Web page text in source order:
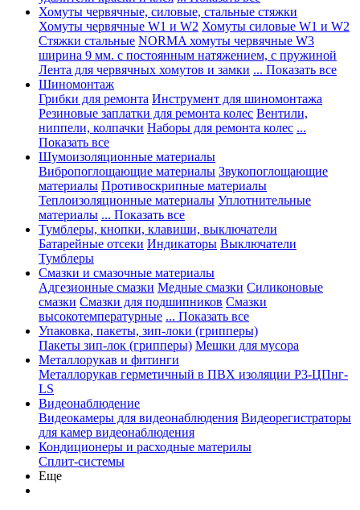
Хомуты червячные, силовые, стальные стяжки
Хомуты червячные W1 и W2 Хомуты силовые W1 и W2
Стяжки стальные NORMA хомуты червячные W3
ширина 9 мм. с постоянным натяжением, с пружиной
Лента для червячных хомутов и замки ... Показать все
Шиномонтаж
Грибки для ремонта Инструмент для шиномонтажа
Резиновые заплатки для ремонта колес Вентили,
ниппели, колпачки Наборы для ремонта колес ...
Показать все
Шумоизоляционные материалы
Вибропоглощающие материалы Звукопоглощающие
материалы Противоскрипные материалы
Теплоизоляционные материалы Уплотнительные
материалы ... Показать все
Тумблеры, кнопки, клавиши, выключатели
Батарейные отсеки Индикаторы Выключатели
Тумблеры
Смазки и смазочные материалы
Адгезионные смазки Медные смазки Силиконовые
смазки Смазки для подшипников Смазки
высокотемпературные ... Показать все
Упаковка, пакеты, зип-локи (грипперы)
Пакеты зип-лок (грипперы) Мешки для мусора
Металлорукав и фитинги
Металлорукав герметичный в ПВХ изоляции Р3-ЦПнг-
LS
Видеонаблюдение
Видеокамеры для видеонаблюдения Видеорегистраторы
для камер видеонаблюдения
Кондиционеры и расходные материлы
Сплит-системы
Еще